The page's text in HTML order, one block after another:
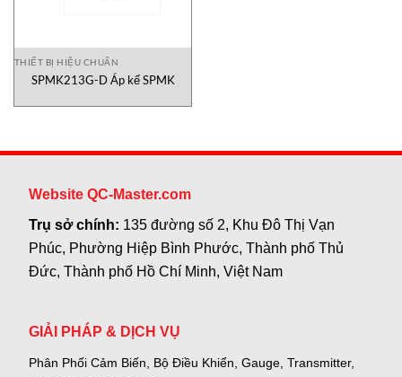
THIẾT BỊ HIỆU CHUẨN
SPMK213G-D Áp kế SPMK
Website QC-Master.com
Trụ sở chính: 135 đường số 2, Khu Đô Thị Vạn
Phúc, Phường Hiệp Bình Phước, Thành phố Thủ
Đức, Thành phố Hồ Chí Minh, Việt Nam
GIẢI PHÁP & DỊCH VỤ
Phân Phối Cảm Biến, Bộ Điều Khiển, Gauge, Transmitter,